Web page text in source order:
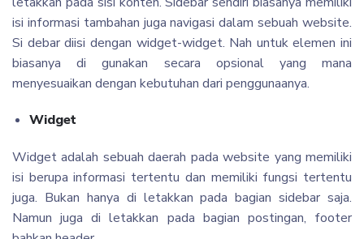
isi informasi tambahan juga navigasi dalam sebuah website.
Si debar diisi dengan widget-widget. Nah untuk elemen ini
biasanya di gunakan secara opsional yang mana
menyesuaikan dengan kebutuhan dari penggunaanya.
Widget
Widget adalah sebuah daerah pada website yang memiliki
isi berupa informasi tertentu dan memiliki fungsi tertentu
juga. Bukan hanya di letakkan pada bagian sidebar saja.
Namun juga di letakkan pada bagian postingan, footer